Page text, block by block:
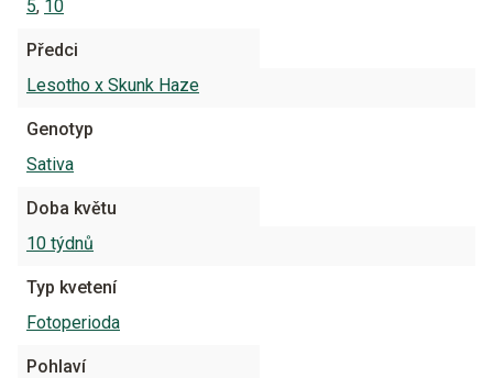
5, 10
Předci
Lesotho x Skunk Haze
Genotyp
Sativa
Doba květu
10 týdnů
Typ kvetení
Fotoperioda
Pohlaví